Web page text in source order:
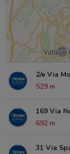
2/e Via
529 m
169 Via
692 m
31 Via